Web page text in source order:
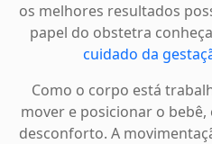
os melhores resultados
papel do obstetra
cuidado da
Como o corpo está
mover e posicionar o
desconforto. A